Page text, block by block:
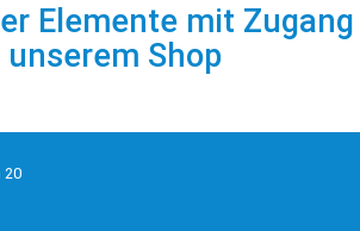
Elemente mit Zugang
unserem Shop
20